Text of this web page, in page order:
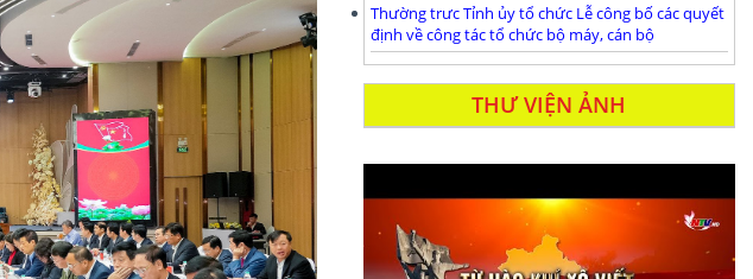
Thường trưc Tỉnh ủy tổ chức Lễ công bố các quyết
định về công tác tổ chức bộ máy, cán bộ
THƯ VIỆN ẢNH